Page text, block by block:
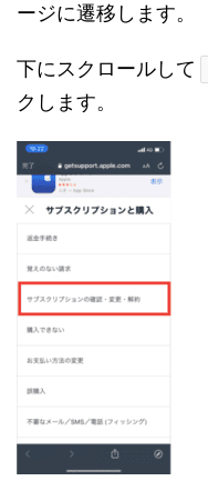
ージに遷移します。
下にスクロールして
クします。